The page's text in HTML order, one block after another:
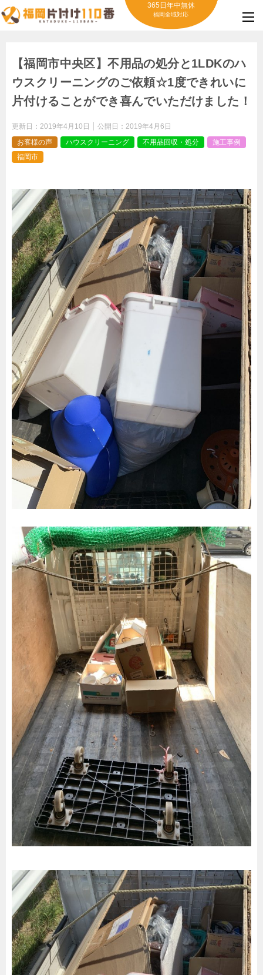
365日年中無休
福岡全域対応
【福岡市中央区】不用品の処分と1LDKのハ
ウスクリーニングのご依頼☆1度できれいに
片付けることができ喜んでいただけました！
更新日： 2019年4月10日 公開日： 2019年4月6日
お客様の声
ハウスクリーニング 不用品回収・処分
施工事例
福岡市